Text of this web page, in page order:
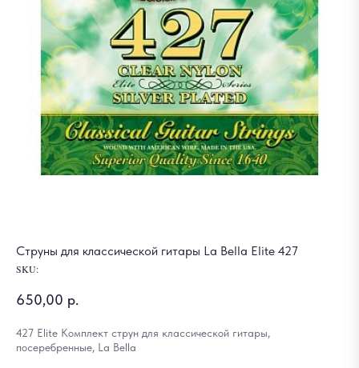
Струны для классической гитары La Bella Elite 427
SKU:
650,00 р.
427 Elite Комплект струн для классической гитары,
посеребренные, La Bella